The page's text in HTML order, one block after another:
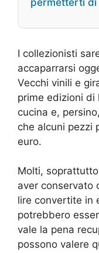
I collezionisti
accaparrarsi
Vecchi vinili e
prime edizioni di
cucina e,
che alcuni pezzi
euro.
Molti,
aver conservato
lire convertite in
potrebbero
vale la pena
possono valere